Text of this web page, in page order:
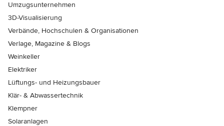
Umzugsunternehmen
3D-Visualisierung
Verbände, Hochschulen & Organisationen
Verlage, Magazine & Blogs
Weinkeller
Elektriker
Lüftungs- und Heizungsbauer
Klär- & Abwassertechnik
Klempner
Solaranlagen